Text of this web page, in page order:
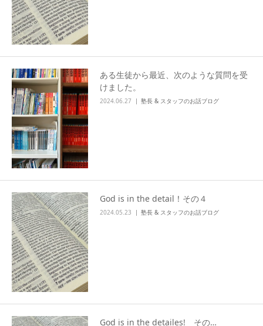
ある生徒から最近、次のような質問を受
けました。
2024.06.27 塾長 & スタッフのお話ブログ
God is in the detail！その４
2024.05.23 塾長 & スタッフのお話ブログ
God is in the detailes! その…